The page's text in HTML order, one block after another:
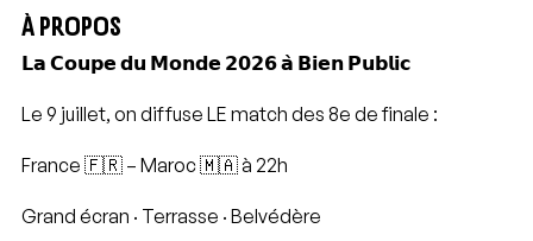
À PROPOS
𝗟𝗮 𝗖𝗼𝘂𝗽𝗲 𝗱𝘂 𝗠𝗼𝗻𝗱𝗲 𝟮𝟬𝟮𝟲 𝗮̀ 𝗕𝗶𝗲𝗻 𝗣𝘂𝗯𝗹𝗶𝗰
Le 9 juillet, on diffuse LE match des 8e de finale :
France 🇫🇷 – Maroc 🇲🇦 à 22h
Grand écran · Terrasse · Belvédère